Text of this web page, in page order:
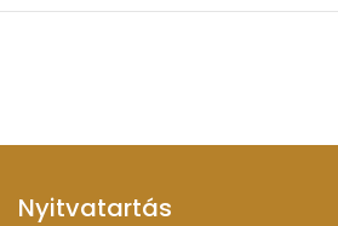
Nyitvatartás